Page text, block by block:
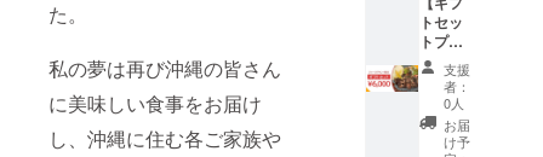
た。
私の夢は再び沖縄の皆さん
に美味しい食事をお届け
し、沖縄に住む各ご家族や
下さ
い。 ※
原材料
及び添
加物等
の食品
表示は
お届け
メージ
です。
味付け
や盛り
付けは
アレン
ジして
お楽し
トセッ
トプラ
ン】
ジャー
クチキ
ン 4食
分をお
支援
者：
0人
お届
け予